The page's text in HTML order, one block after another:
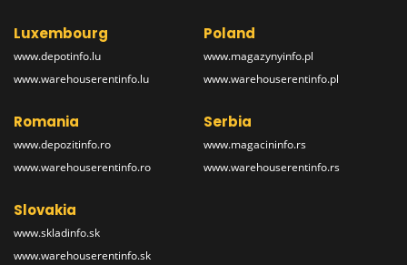
Luxembourg
www.depotinfo.lu
www.warehouserentinfo.lu
Poland
www.magazynyinfo.pl
www.warehouserentinfo.pl
Romania
www.depozitinfo.ro
www.warehouserentinfo.ro
Serbia
www.magacininfo.rs
www.warehouserentinfo.rs
Slovakia
www.skladinfo.sk
www.warehouserentinfo.sk